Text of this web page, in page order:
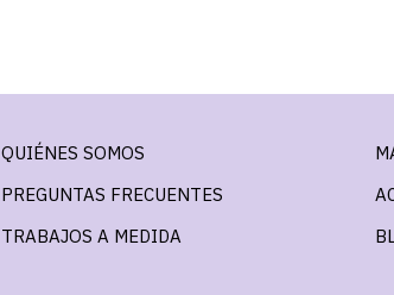
QUIÉNES SOMOS
PREGUNTAS FRECUENTES
TRABAJOS A MEDIDA